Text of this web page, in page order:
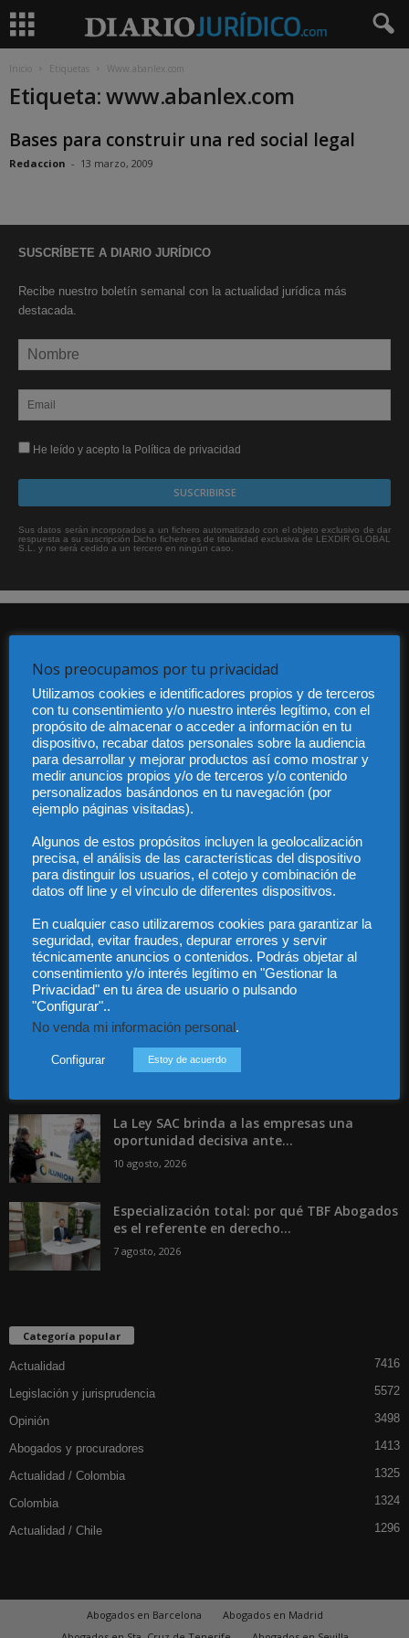
Inicio Etiquetas Www.abanlex.com
Etiqueta: www.abanlex.com
Bases para construir una red social legal
Redaccion - 13 marzo, 2009
SUSCRÍBETE A DIARIO JURÍDICO
Recibe nuestro boletín semanal con la actualidad jurídica más
destacada.
He leído y acepto la Política de privacidad
Sus datos serán incorporados a un fichero automatizado con el objeto exclusivo de dar
respuesta a su suscripción Dicho fichero es de titularidad exclusiva de LEXDIR GLOBAL
S.L. y no será cedido a un tercero en ningún caso.
Audiencia y Publicidad
Quiénes somos
Legal
Privacidad
Contacto
Guía Colaboradores
Contáctanos:info@diariojuridico.com
Incluso más noticias
Agosto bajo los ataques del phishing
10 agosto, 2026
La Ley SAC brinda a las empresas una
oportunidad decisiva ante...
10 agosto, 2026
Especialización total: por qué TBF Abogados
es el referente en derecho...
7 agosto, 2026
Categoría popular
Actualidad 7416
Legislación y jurisprudencia 5572
Opinión 3498
Abogados y procuradores 1413
Actualidad / Colombia 1325
Colombia 1324
Actualidad / Chile 1296
Abogados en Barcelona
Abogados en Madrid
Nos preocupamos por tu privacidad
Utilizamos cookies e identificadores propios y de terceros
con tu consentimiento y/o nuestro interés legítimo, con el
propósito de almacenar o acceder a información en tu
dispositivo, recabar datos personales sobre la audiencia
para desarrollar y mejorar productos así como mostrar y
medir anuncios propios y/o de terceros y/o contenido
personalizados basándonos en tu navegación (por
ejemplo páginas visitadas).
Algunos de estos propósitos incluyen la geolocalización
precisa, el análisis de las características del dispositivo
para distinguir los usuarios, el cotejo y combinación de
datos off line y el vínculo de diferentes dispositivos.
En cualquier caso utilizaremos cookies para garantizar la
seguridad, evitar fraudes, depurar errores y servir
técnicamente anuncios o contenidos. Podrás objetar al
consentimiento y/o interés legítimo en "Gestionar la
Privacidad" en tu área de usuario o pulsando
"Configurar"..
No venda mi información personal .
Configurar Estoy de acuerdo